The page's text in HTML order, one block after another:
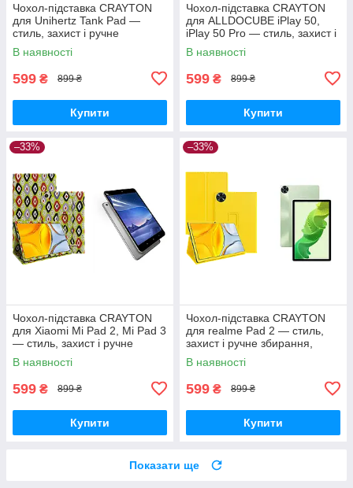
Чохол-підставка CRAYTON
для Unihertz Tank Pad —
стиль, захист і ручне
збирання, колір Камні
В наявності
599 ₴ 899 ₴
Купити
Чохол-підставка CRAYTON
для ALLDOCUBE iPlay 50,
iPlay 50 Pro — стиль, захист і
ручне збирання, колір Камні
В наявності
599 ₴ 899 ₴
Купити
–33%
Чохол-підставка CRAYTON
для Xiaomi Mi Pad 2, Mi Pad 3
— стиль, захист і ручне
збирання, колір Камні
В наявності
599 ₴ 899 ₴
Купити
–33%
Чохол-підставка CRAYTON
для realme Pad 2 — стиль,
захист і ручне збирання,
колір Жовтий
В наявності
599 ₴ 899 ₴
Купити
Показати ще